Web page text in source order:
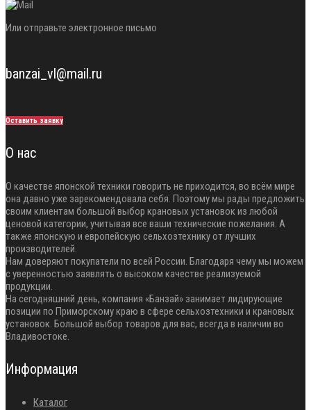
Или отправьте электронное письмо
banzai_vl@mail.ru
Оставить заявку
О нас
О качестве японской техники говорить не приходится, во всём мире
она давно уже зарекомендовала себя. Поэтому мы рады предложить
своим клиентам большой выбор крановых установок из любой
ценовой категории, учитывая все ваши технические пожелания. А
также японскую и европейскую сельхозтехнику от лучших
производителей.
Нам доверяют покупатели по всей России. Благодаря чему мы можем
с уверенностью заявлять о высоком качестве реализуемой
продукции.
На сегодняшний день, компания «Банзай» занимает лидирующие
позиции по Приморскому краю в сфере сельхозтехники и крановых
установок. Большой выбор товаров для вас, всегда в наличии во
Владивостоке.
Информация
Каталог